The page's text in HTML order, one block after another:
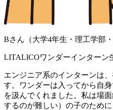
Bさん（大学4年生・理工学部・
LITALICOワンダーインターン
エンジニア系のインターンは
す。ワンダーは入ってから自
を汲んでくれました。私は場
するのが難しい）の子のため